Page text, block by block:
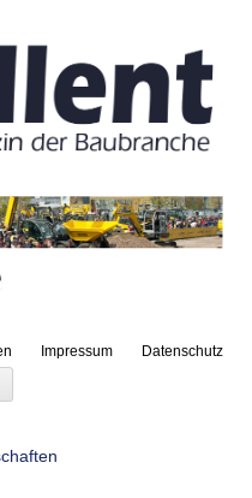
Impressum Datenschutz